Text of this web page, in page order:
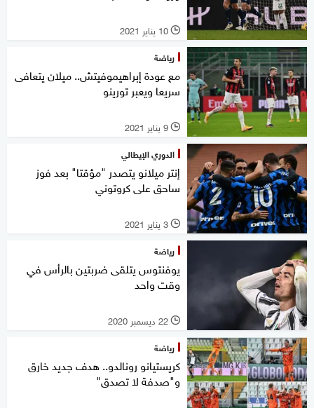
l 10 يناير 2021
رياضة
مع عودة إبراهيموفيتش.. ميلان يتعافى
سريعا ويعبر تورينو
l 9 يناير 2021
الدوري الإيطالي
إنتر ميلانو يتصدر "مؤقتا" بعد فوز
ساحق على كروتوني
l 3 يناير 2021
رياضة
يوفنتوس يتلقى ضربتين بالرأس في
وقت واحد
l 22 ديسمبر 2020
رياضة
كريستيانو رونالدو.. هدف جديد خارق
و"صدفة لا تصدق"